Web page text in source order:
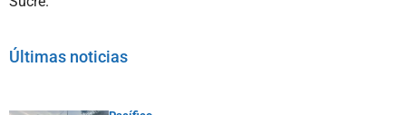
Últimas noticias